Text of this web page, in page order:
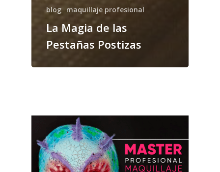
blog maquillaje profesional
La Magia de las
Pestañas Postizas